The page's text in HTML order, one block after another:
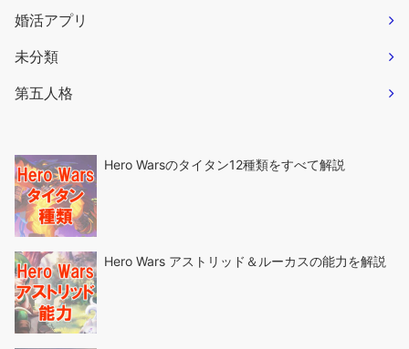
婚活アプリ
未分類
第五人格
Hero Warsのタイタン12種類をすべて解説
Hero Wars アストリッド＆ルーカスの能力を解説